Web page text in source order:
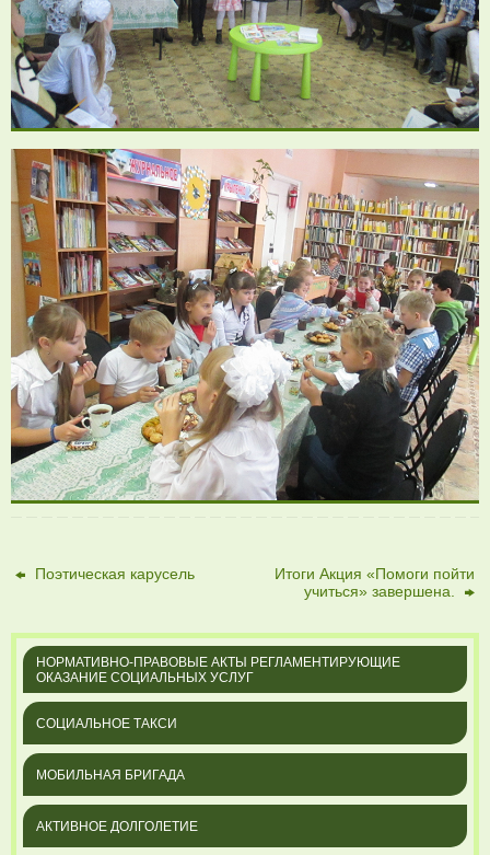
Поэтическая карусель
Итоги Акция «Помоги пойти
учиться» завершена.
НОРМАТИВНО-ПРАВОВЫЕ АКТЫ РЕГЛАМЕНТИРУЮЩИЕ
ОКАЗАНИЕ СОЦИАЛЬНЫХ УСЛУГ
СОЦИАЛЬНОЕ ТАКСИ
МОБИЛЬНАЯ БРИГАДА
АКТИВНОЕ ДОЛГОЛЕТИЕ